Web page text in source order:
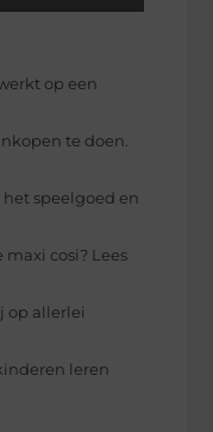
op een
te doen.
speelgoed en
cosi? Lees
op allerlei
leren